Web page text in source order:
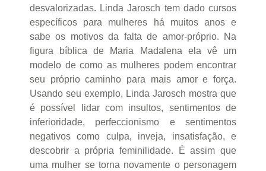
desvalorizadas. Linda Jarosch tem dado cursos
específicos para mulheres há muitos anos e
sabe os motivos da falta de amor-próprio. Na
figura bíblica de Maria Madalena ela vê um
modelo de como as mulheres podem encontrar
seu próprio caminho para mais amor e força.
Usando seu exemplo, Linda Jarosch mostra que
é possível lidar com insultos, sentimentos de
inferioridade, perfeccionismo e sentimentos
negativos como culpa, inveja, insatisfação, e
descobrir a própria feminilidade. É assim que
uma mulher se torna novamente o personagem